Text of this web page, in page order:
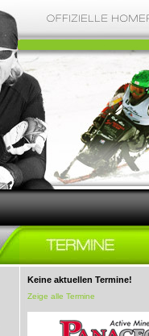
Keine aktuellen Termine!
Zeige alle Termine